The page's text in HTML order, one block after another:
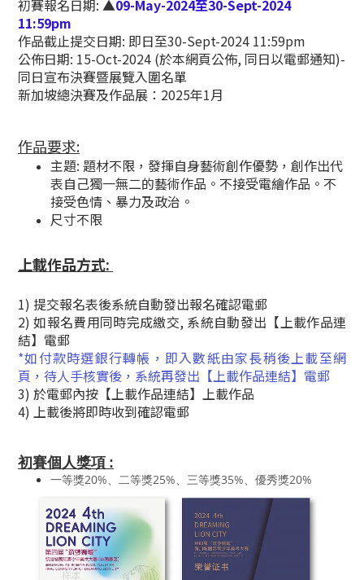
初賽報名日期: ▲09-May-2024至30-Sept-2024
11:59pm
作品截止提交日期: 即日至30-Sept-2024 11:59pm
公佈日期: 15-Oct-2024 (於本網頁公佈, 同日以電郵通知)-
同日宣布決賽暨展覽入圍名單
新加坡總決賽及作品展：2025年1月
作品要求:
主題: 題材不限，發揮自身藝術創作優勢，創作出代
表自己獨一無二的藝術作品。不接受電繪作品。不
接受色情、暴力及政治。
尺寸不限
上載作品方式:
1) 提交報名表後系統自動發出報名確認電郵
2) 如報名費用同時完成繳交, 系統自動發出【上載作品連
結】 電郵
*如付款時選銀行轉帳，即入數紙由家長稍後上載至網
頁，待人手核實後， 系統再發出【上載作品連結】 電郵
3) 於電郵內按 【上載作品連結】
上載作品
4) 上載後將即時收到確認電郵
初賽個人獎項 :
一等獎20%、二等獎25%、三等獎35%、優秀獎20%